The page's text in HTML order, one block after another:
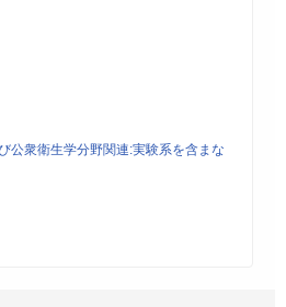
公衆衛生学分野関連:実験系を含まな